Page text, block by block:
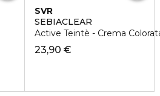
SVR
SEBIACLEAR
Active Teintè - Crema
23,90 €